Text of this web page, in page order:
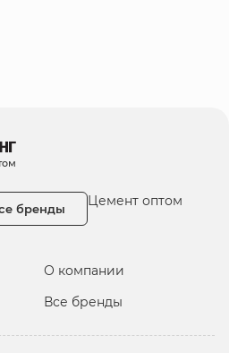
бренды Цемент оптом
О компании
Все бренды